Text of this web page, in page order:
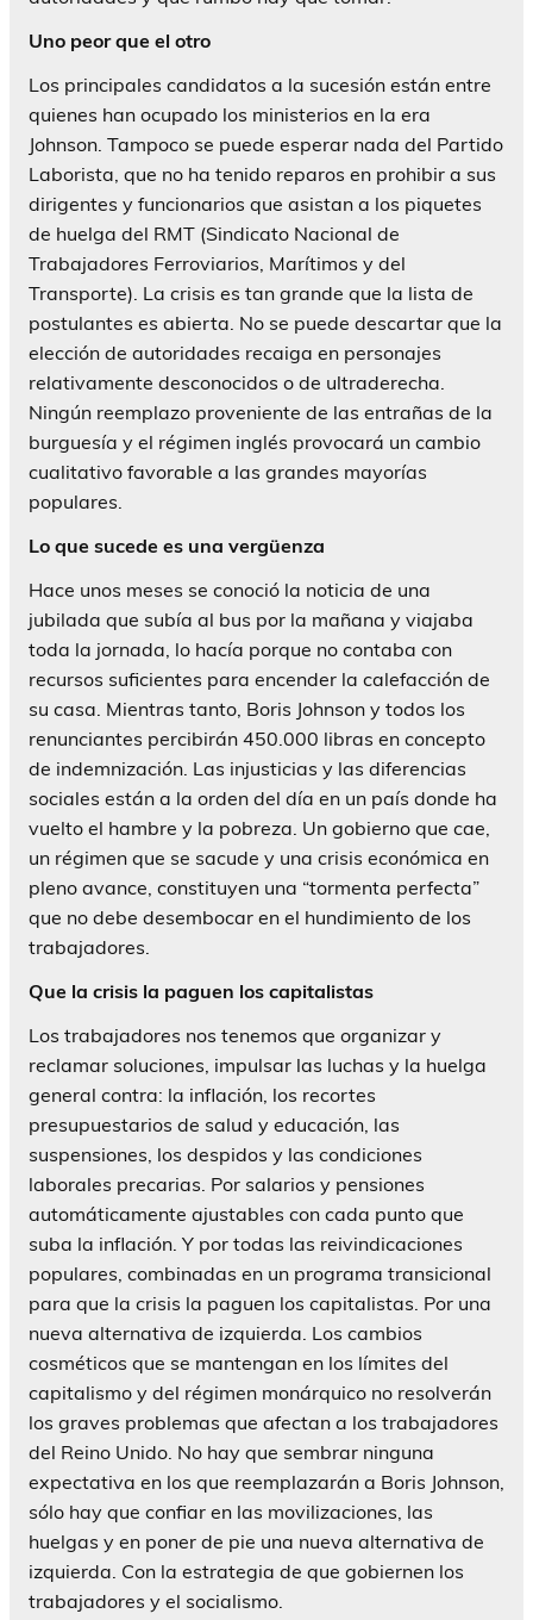
Uno peor que el otro
Los principales candidatos a la sucesión están entre
quienes han ocupado los ministerios en la era
Johnson. Tampoco se puede esperar nada del Partido
Laborista, que no ha tenido reparos en prohibir a sus
dirigentes y funcionarios que asistan a los piquetes
de huelga del RMT (Sindicato Nacional de
Trabajadores Ferroviarios, Marítimos y del
Transporte). La crisis es tan grande que la lista de
postulantes es abierta. No se puede descartar que la
elección de autoridades recaiga en personajes
relativamente desconocidos o de ultraderecha.
Ningún reemplazo proveniente de las entrañas de la
burguesía y el régimen inglés provocará un cambio
cualitativo favorable a las grandes mayorías
populares.
Lo que sucede es una vergüenza
Hace unos meses se conoció la noticia de una
jubilada que subía al bus por la mañana y viajaba
toda la jornada, lo hacía porque no contaba con
recursos suficientes para encender la calefacción de
su casa. Mientras tanto, Boris Johnson y todos los
renunciantes percibirán 450.000 libras en concepto
de indemnización. Las injusticias y las diferencias
sociales están a la orden del día en un país donde ha
vuelto el hambre y la pobreza. Un gobierno que cae,
un régimen que se sacude y una crisis económica en
pleno avance, constituyen una “tormenta perfecta”
que no debe desembocar en el hundimiento de los
trabajadores.
Que la crisis la paguen los capitalistas
Los trabajadores nos tenemos que organizar y
reclamar soluciones, impulsar las luchas y la huelga
general contra: la inflación, los recortes
presupuestarios de salud y educación, las
suspensiones, los despidos y las condiciones
laborales precarias. Por salarios y pensiones
automáticamente ajustables con cada punto que
suba la inflación. Y por todas las reivindicaciones
populares, combinadas en un programa transicional
para que la crisis la paguen los capitalistas. Por una
nueva alternativa de izquierda. Los cambios
cosméticos que se mantengan en los límites del
capitalismo y del régimen monárquico no resolverán
los graves problemas que afectan a los trabajadores
del Reino Unido. No hay que sembrar ninguna
expectativa en los que reemplazarán a Boris Johnson,
sólo hay que confiar en las movilizaciones, las
huelgas y en poner de pie una nueva alternativa de
izquierda. Con la estrategia de que gobiernen los
trabajadores y el socialismo.